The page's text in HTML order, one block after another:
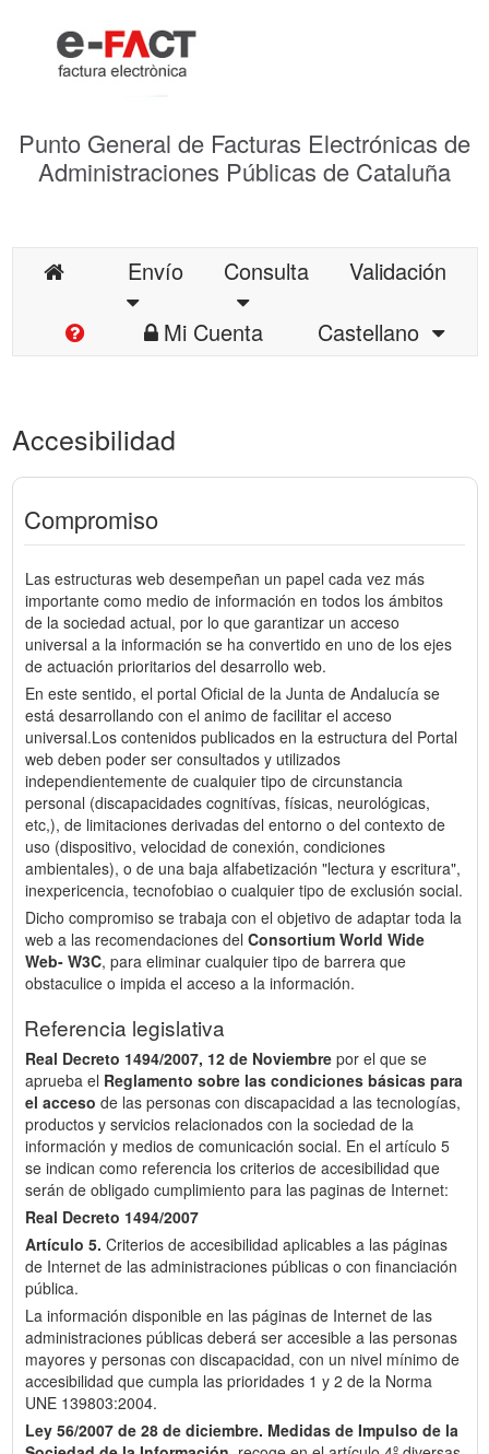
Punto General de Facturas Electrónicas de
Administraciones Públicas de Cataluña
Envío Consulta
Validación
Mi Cuenta
Castellano
Accesibilidad
Compromiso
Las estructuras web desempeñan un papel cada vez más
importante como medio de información en todos los ámbitos
de la sociedad actual, por lo que garantizar un acceso
universal a la información se ha convertido en uno de los ejes
de actuación prioritarios del desarrollo web.
En este sentido, el portal Oficial de la Junta de Andalucía se
está desarrollando con el animo de facilitar el acceso
universal.Los contenidos publicados en la estructura del Portal
web deben poder ser consultados y utilizados
independientemente de cualquier tipo de circunstancia
personal (discapacidades cognitívas, físicas, neurológicas,
etc,), de limitaciones derivadas del entorno o del contexto de
uso (dispositivo, velocidad de conexión, condiciones
ambientales), o de una baja alfabetización "lectura y escritura",
inexpericencia, tecnofobiao o cualquier tipo de exclusión social.
Dicho compromiso se trabaja con el objetivo de adaptar toda la
web a las recomendaciones del Consortium World Wide
Web- W3C, para eliminar cualquier tipo de barrera que
obstaculice o impida el acceso a la información.
Referencia legislativa
Real Decreto 1494/2007, 12 de Noviembre por el que se
aprueba el Reglamento sobre las condiciones básicas para
el acceso de las personas con discapacidad a las tecnologías,
productos y servicios relacionados con la sociedad de la
información y medios de comunicación social. En el artículo 5
se indican como referencia los criterios de accesibilidad que
serán de obligado cumplimiento para las paginas de Internet:
Real Decreto 1494/2007
Artículo 5. Criterios de accesibilidad aplicables a las páginas
de Internet de las administraciones públicas o con financiación
pública.
La información disponible en las páginas de Internet de las
administraciones públicas deberá ser accesible a las personas
mayores y personas con discapacidad, con un nivel mínimo de
accesibilidad que cumpla las prioridades 1 y 2 de la Norma
UNE 139803:2004.
Ley 56/2007 de 28 de diciembre. Medidas de Impulso de la